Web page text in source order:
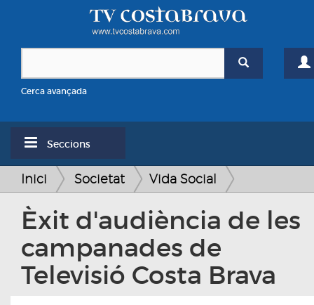
Cerca avançada
Seccions
Inici Societat Vida Social
Èxit d'audiència de les
campanades de
Televisió Costa Brava